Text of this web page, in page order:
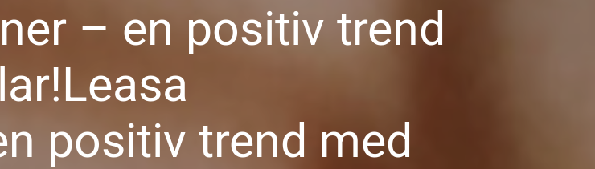
– en positiv trend
positiv trend med